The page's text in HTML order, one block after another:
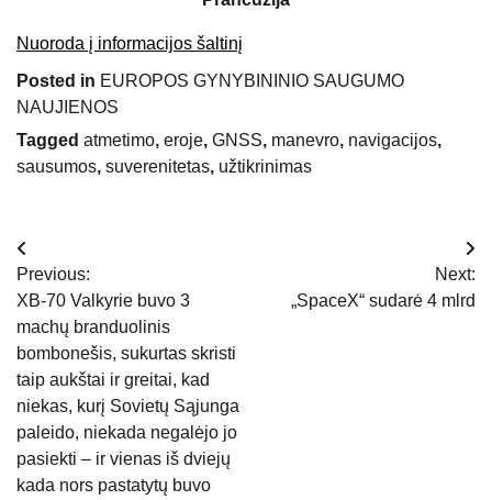
Nuoroda į informacijos šaltinį
Posted in EUROPOS GYNYBININIO SAUGUMO
NAUJIENOS
Tagged atmetimo, eroje, GNSS, manevro, navigacijos,
sausumos, suverenitetas, užtikrinimas
Navigacija
tarp
įrašų
Previous:
XB-70 Valkyrie buvo 3
machų branduolinis
bombonešis, sukurtas skristi
taip aukštai ir greitai, kad
niekas, kurį Sovietų Sąjunga
paleido, niekada negalėjo jo
pasiekti – ir vienas iš dviejų
kada nors pastatytų buvo
Next:
„SpaceX“ sudarė 4 mlrd